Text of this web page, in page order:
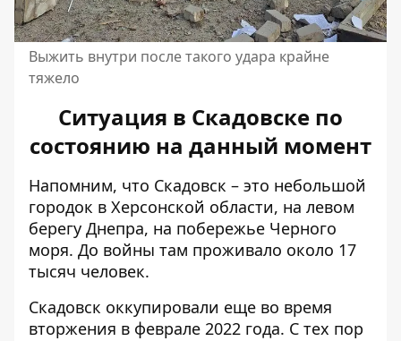
Выжить внутри после такого удара крайне
тяжело
Ситуация в Скадовске по
состоянию на данный момент
Напомним, что Скадовск – это небольшой
городок в Херсонской области, на левом
берегу Днепра, на побережье Черного
моря. До войны там проживало около 17
тысяч человек.
Скадовск оккупировали еще во время
вторжения в феврале 2022 года. С тех пор